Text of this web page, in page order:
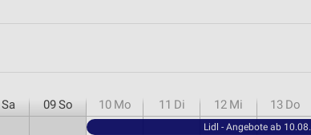
Sa 09So 10 Mo 11 Di 12 Mi 13 Do
Lidl - Angebote ab 10.08.